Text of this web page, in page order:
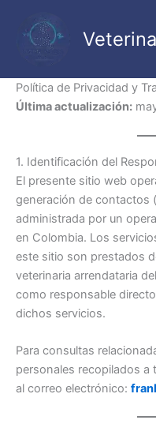
contenido
Política de Privacidad y
Última actualización:
1. Identificación del
El presente sitio web
generación de contactos
administrada por un
en Colombia. Los
este sitio son prestados
veterinaria arrendataria
como responsable
dichos servicios.
Para consultas
personales recopilados a
al correo electrónico: